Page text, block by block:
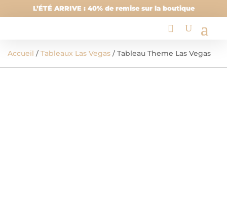
L’ÉTÉ ARRIVE : 40% de remise sur la boutique
Accueil /Tableaux Las Vegas / Tableau Theme Las Vegas